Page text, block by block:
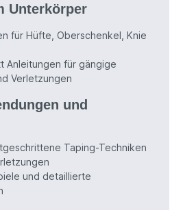
Unterkörper
für Hüfte, Oberschenkel, Knie
Anleitungen für gängige
Verletzungen
und
Taping-Techniken
und detaillierte